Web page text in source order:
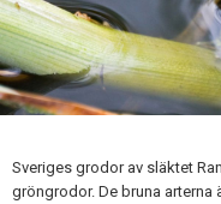
Sveriges grodor av släktet
gröngrodor. De bruna arterna
Lösenord:
Terms of Service